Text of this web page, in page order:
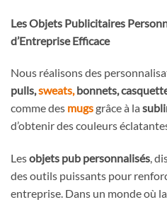
Les Objets Publicitaires
d’Entreprise Efficace
Nous réalisons des
pulls,sweats,bonnets,
comme des mugsgrâce à la
d’obtenir des couleurs
Lesobjets pub personnalisés,
des outils puissants pour
entreprise. Dans un monde où